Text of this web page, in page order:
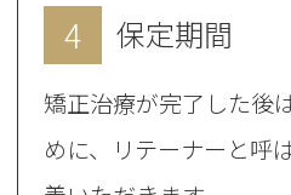
4 保定期間
矯正治療が完了した後
めに、リテーナーと呼